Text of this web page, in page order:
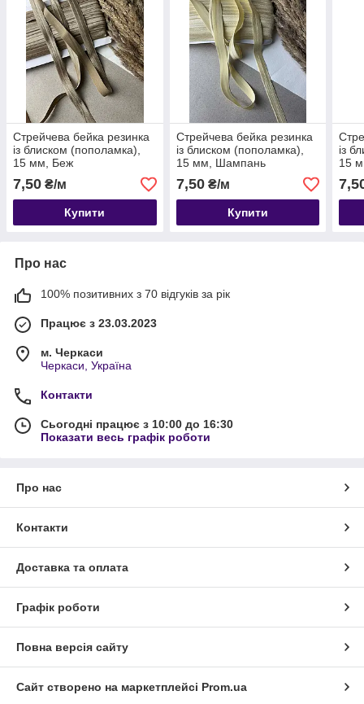
Стрейчева бейка резинка
із блиском (пополамка),
15 мм, Беж
7,50 ₴/м
Купити
Стрейчева бейка резинка
із блиском (пополамка),
15 мм, Шампань
7,50₴/м
Купити
із
15
Про нас
100% позитивних з 70 відгуків за рік
Працює з 23.03.2023
м. Черкаси
Черкаси, Україна
Контакти
Сьогодні працює з 10:00 до 16:30
Показати весь графік роботи
Про нас
Контакти
Доставка та оплата
Графік роботи
Повна версія сайту
Сайт створено на маркетплейсі Prom.ua